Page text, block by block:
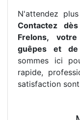
N'attendez
Contactez
Frelons,
guêpes et
sommes ici
rapide,
satisfaction